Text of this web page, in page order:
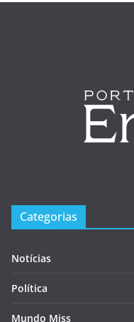
Categorias
Notícias
Política
Mundo Miss